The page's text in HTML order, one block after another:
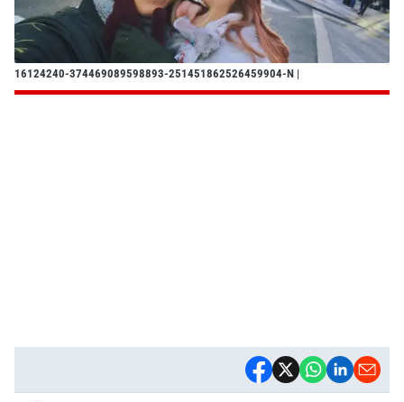
16124240-374469089598893-251451862526459904-N |